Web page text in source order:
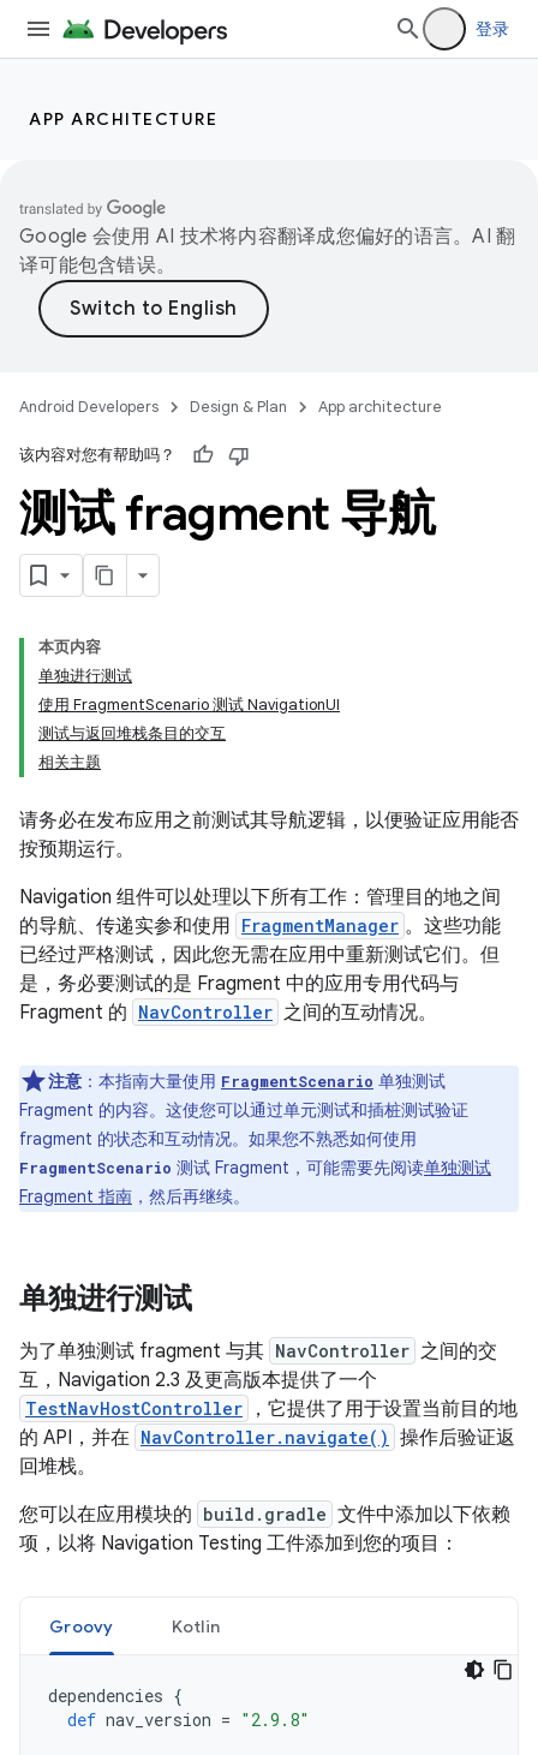
登录
APP ARCHITECTURE
Google 会使用 AI 技术将内容翻译成您偏好的语言。AI 翻
译可能包含错误。
Android Developers Design & Plan App architecture
该内容对您有帮助吗？
测试 fragment 导航
本页内容
单独进行测试
使用 FragmentScenario 测试 NavigationUI
测试与返回堆栈条目的交互
相关主题
请务必在发布应用之前测试其导航逻辑，以便验证应用能否
按预期运行。
Navigation 组件可以处理以下所有工作：管理目的地之间
的导航、传递实参和使用 FragmentManager 。这些功能
已经过严格测试，因此您无需在应用中重新测试它们。但
是，务必要测试的是 Fragment 中的应用专用代码与
Fragment 的 NavController 之间的互动情况。
注意 ：本指南大量使用 FragmentScenario 单独测试
Fragment 的内容。这使您可以通过单元测试和插桩测试验证
fragment 的状态和互动情况。如果您不熟悉如何使用
FragmentScenario 测试 Fragment，可能需要先阅读单独测试
Fragment 指南 ，然后再继续。
单独进行测试
为了单独测试 fragment 与其 NavController 之间的交
互，Navigation 2.3 及更高版本提供了一个
TestNavHostController
，它提供了用于设置当前目的地
的 API，并在 NavController.navigate() 操作后验证返
回堆栈。
您可以在应用模块的 build.gradle 文件中添加以下依赖
项，以将 Navigation Testing 工件添加到您的项目：
Groovy Kotlin
dependencies {
def nav_version = "2.9.8"